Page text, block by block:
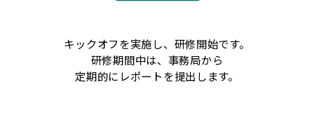
キックオフを実施し、研修開始です。
研修期間中は、事務局から
定期的にレポートを提出します。